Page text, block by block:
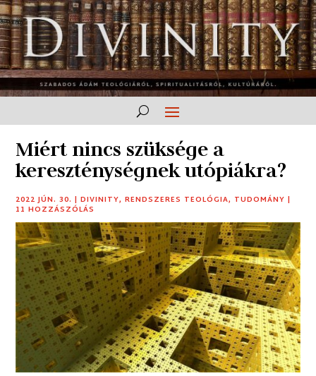
Miért nincs szüksége a
kereszténységnek utópiákra?
2022 JÚN. 30. |DIVINITY,RENDSZERES TEOLÓGIA, TUDOMÁNY |
11 HOZZÁSZÓLÁS